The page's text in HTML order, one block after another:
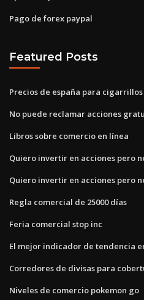
Pago de forex paypal
Featured Posts
Precios de españa para cigarrillos
No puede reclamar acciones
Libros sobre comercio en línea
Quiero invertir en acciones pero
Quiero invertir en acciones pero
Regla comercial de 25000 días
Feria comercial stop inc
El mejor indicador de tendencia
Corredores de divisas para
Niveles de comercio pokemon go